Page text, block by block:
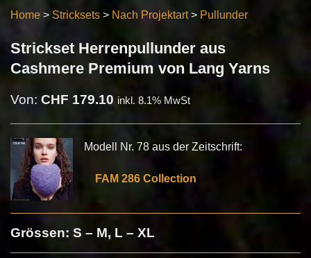
Home > Stricksets > Nach Projektart> Pullunder
Strickset Herrenpullunder aus
Cashmere Premium von Lang Yarns
Von: CHF 179.10 inkl. 8.1% MwSt
Modell Nr. 78 aus der Zeitschrift:
FAM 286 Collection
Grössen: S – M, L – XL